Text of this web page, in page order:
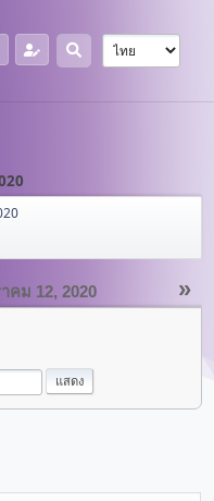
»
คม 12, 2020